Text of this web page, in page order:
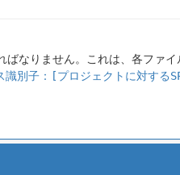
なりません。これは、各ファイ
識別子：[プロジェクトに対する